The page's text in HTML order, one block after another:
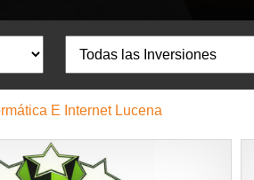
E Internet Lucena